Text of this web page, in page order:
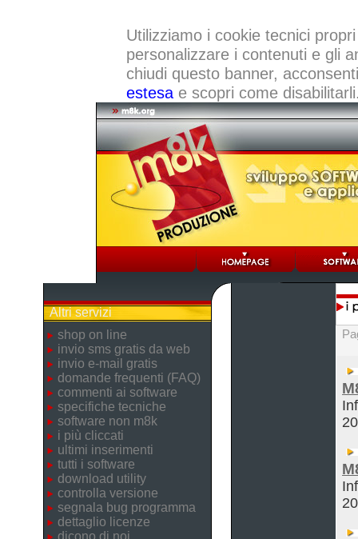
Utilizziamo i cookie tecnici
personalizzare i contenuti e gli
chiudi questo banner,
estesae scopri come
Altri servizi
shop on line
invio sms gratis da web
invio e-mail gratis
domande frequenti (FAQ)
commenti ai software
specifiche tecniche
software non m8k
i più cliccati
ultimi inserimenti
tutti i software
download utility
controlla versione
segnala bug programma
dettaglio licenze
dicono di noi